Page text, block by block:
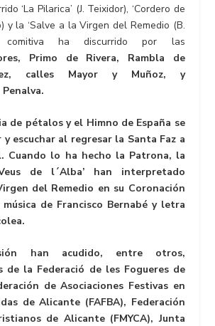
‘La Pilarica’ (J. Teixidor), ‘Cordero de
y la ‘Salve a la Virgen del Remedio (B.
comitiva ha discurrido por las
Primo de Rivera, Rambla de
calles Mayor y Muñoz, y
de pétalos y el Himno de España se
escuchar al regresar la Santa Faz a
Cuando lo ha hecho la Patrona, la
de l´Alba’ han interpretado
del Remedio en su Coronación
música de Francisco Bernabé y letra
han acudido, entre otros,
de la Federació de les Fogueres de
de Asociaciones Festivas en
de Alicante (FAFBA), Federación
de Alicante (FMYCA), Junta